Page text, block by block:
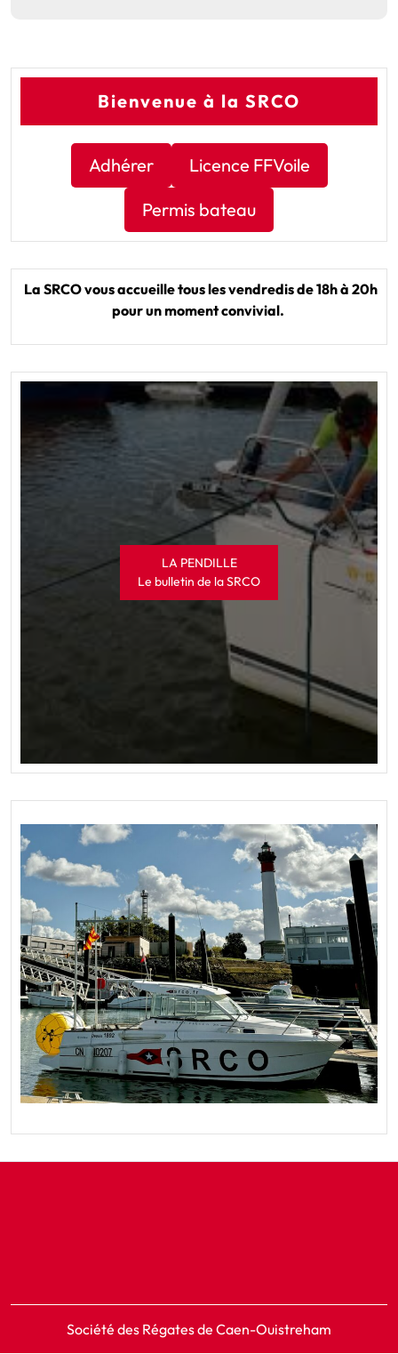
Bienvenue à la SRCO
Adhérer
Licence FFVoile
Permis bateau
La SRCO vous accueille tous les vendredis de 18h à 20h
pour un moment convivial.
LA PENDILLE
Le bulletin de la SRCO
Société des Régates de Caen-Ouistreham